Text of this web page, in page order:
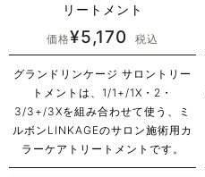
リートメント
価格¥5,170 税込
グランドリンケージ サロントリー
トメントは、1/1+/1X・2・
3/3+/3Xを組み合わせて使う、ミ
ルボンLINKAGEのサロン施術用カ
ラーケアトリートメントです。